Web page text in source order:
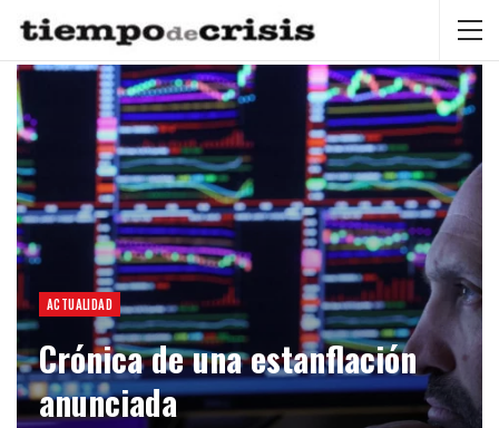
ACTUALIDAD
Crónica de una estanflación
anunciada